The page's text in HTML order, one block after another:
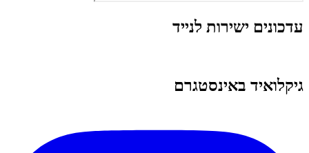
עדכונים ישירות לנייד
גיקלואיד באינסטגרם